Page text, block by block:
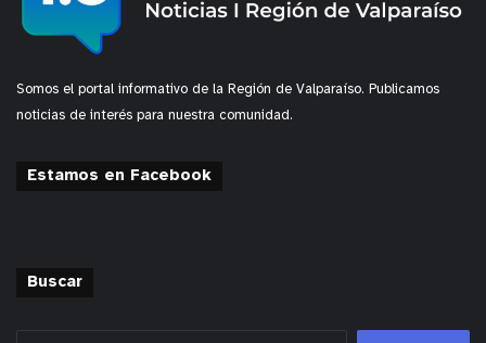
Somos el portal informativo de la Región de Valparaíso. Publicamos
noticias de interés para nuestra comunidad.
Estamos en Facebook
Buscar